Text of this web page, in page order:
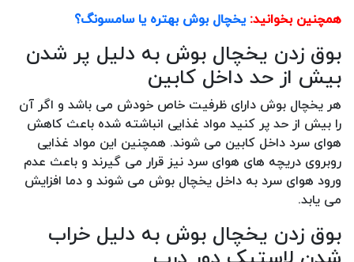
همچنین بخوانید: یخچال بوش بهتره یا سامسونگ؟
بوق زدن یخچال بوش به دلیل پر شدن
بیش از حد داخل کابین
هر یخچال بوش دارای ظرفیت خاص خودش می باشد و اگر آن
را بیش از حد پر کنید مواد غذایی انباشته شده باعث کاهش
هوای سرد داخل کابین می شوند. همچنین این مواد غذایی
روبروی دریچه های هوای سرد نیز قرار می گیرند و باعث عدم
ورود هوای سرد به داخل یخچال بوش می شوند و دما افزایش
می یابد.
بوق زدن یخچال بوش به دلیل خراب